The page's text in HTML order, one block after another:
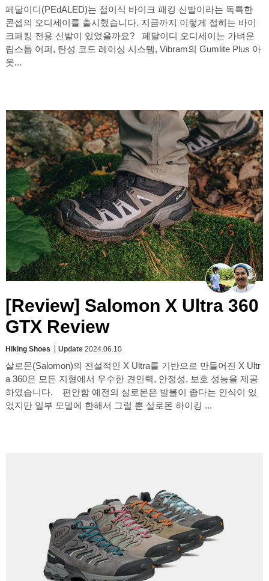
페달이디(PEdALED)는 접이식 바이크 패킹 신발이라는 독특한
콘셉의 오디세이를 출시했습니다. 지금까지 이렇게 접히는 바이
크패킹 전용 신발이 있었을까요? 페달이디 오디세이는 가벼운
립스톱 어퍼, 탄성 코드 레이싱 시스템, Vibram의 Gumlite Plus 아
웃...
[Review] Salomon X Ultra 360
GTX Review
Hiking Shoes Update 2024.06.10
살로몬(Salomon)의 전설적인 X Ultra를 기반으로 만들어진 X Ultr
a 360은 모든 지형에서 우수한 견인력, 안정성, 보호 성능을 제공
하였습니다. 편안함 예전의 살로몬은 발볼이 좁다는 인식이 있
었지만 일부 모델에 한해서 그럴 뿐 살로몬 하이킹 ...